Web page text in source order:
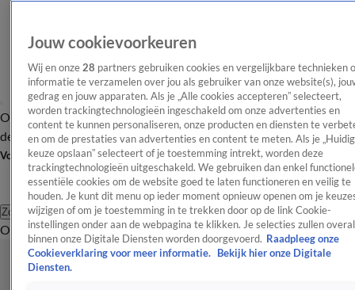
OverzichtAfleveringen Entertainment TV Algemeen
Tip
de redactieNieuwsbrief
Volg Shownieuws
Zoeken
OverzichtEntertainmentSpraakmakendRealityCrimeVideo's
Jouw cookievoorkeuren
Wij en onze 28 partners gebruiken cookies en vergelijkbare technieken
informatie te verzamelen over jou als gebruiker van onze website(s),
gedrag en jouw apparaten. Als je „Alle cookies accepteren” selecteert,
worden trackingtechnologieën ingeschakeld om onze advertenties en
content te kunnen personaliseren, onze producten en diensten te
en om de prestaties van advertenties en content te meten. Als je
keuze opslaan” selecteert of je toestemming intrekt, worden deze
trackingtechnologieën uitgeschakeld. We gebruiken dan enkel
essentiële cookies om de website goed te laten functioneren en veilig te
houden. Je kunt dit menu op ieder moment opnieuw openen om je
wijzigen of om je toestemming in te trekken door op de link Cookie-
instellingen onder aan de webpagina te klikken. Je selecties zullen overal
binnen onze Digitale Diensten worden doorgevoerd. Raadpleeg onze
Cookieverklaring voor meer informatie.
Bekijk hier onze Digitale
Diensten.